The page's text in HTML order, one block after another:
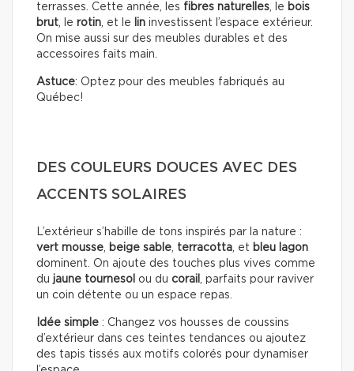
terrasses. Cette année, les fibres naturelles , le bois
brut , le rotin , et le lin investissent l’espace extérieur.
On mise aussi sur des meubles durables et des
accessoires faits main.
Astuce: Optez pour des meubles fabriqués au
Québec!
DES COULEURS DOUCES AVEC DES
ACCENTS SOLAIRES
L’extérieur s’habille de tons inspirés par la nature :
vert mousse
beige sable terracotta , et bleu lagon
dominent. On ajoute des touches plus vives comme
du jaune tournesol ou du corail
, parfaits pour raviver
un coin détente ou un espace repas.
Idée simple : Changez vos housses de coussins
d’extérieur dans ces teintes tendances ou ajoutez
des tapis tissés aux motifs colorés pour dynamiser